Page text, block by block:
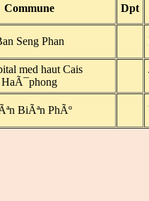
Commune Dpt
Seng Phan
med haut Cais
HaÃ¯phong
BiÃªn PhÃº